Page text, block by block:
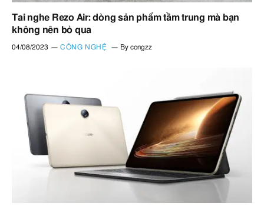
Tai nghe Rezo Air: dòng sản phẩm tầm trung mà bạn
không nên bỏ qua
04/08/2023 CÔNG NGHỆ By congzz